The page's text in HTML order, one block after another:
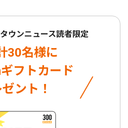
ウンニュース読者限定
30名様に
フトカード
ント！